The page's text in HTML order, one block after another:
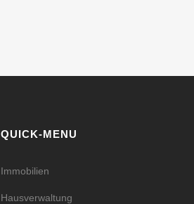
QUICK-MENU
Immobilien
Hausverwaltung